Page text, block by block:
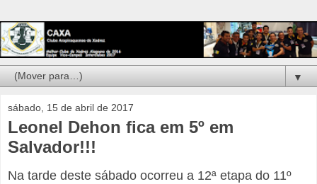
▼
sábado, 15 de abril de 2017
Leonel Dehon fica em 5º em
Salvador!!!
Na tarde deste sábado ocorreu a 12ª etapa do 11º